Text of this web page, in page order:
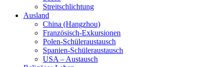
Streitschlichtung
Ausland
China (Hangzhou)
Französisch-Exkursionen
Polen-Schüleraustausch
Spanien-Schüleraustausch
USA – Austausch